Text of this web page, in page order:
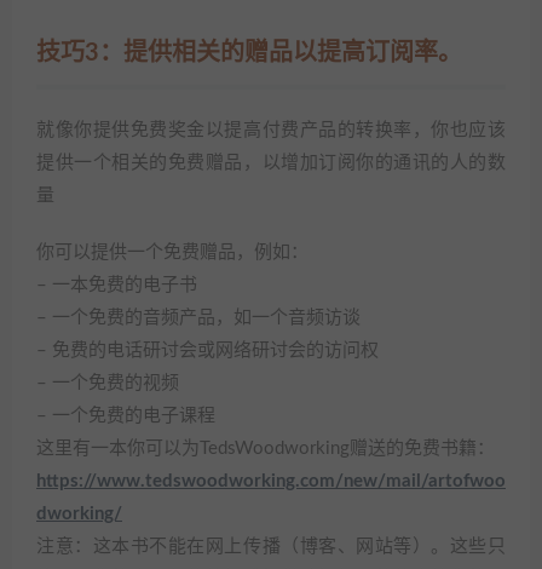
技巧3：提供相关的赠品以提高订阅率。
就像你提供免费奖金以提高付费产品的转换率，你也应该
提供一个相关的免费赠品，以增加订阅你的通讯的人的数
量
你可以提供一个免费赠品，例如：
– 一本免费的电子书
– 一个免费的音频产品，如一个音频访谈
– 免费的电话研讨会或网络研讨会的访问权
– 一个免费的视频
– 一个免费的电子课程
这里有一本你可以为TedsWoodworking赠送的免费书籍：
https://www.tedswoodworking.com/new/mail/artofwoo
dworking/
注意：这本书不能在网上传播（博客、网站等）。这些只